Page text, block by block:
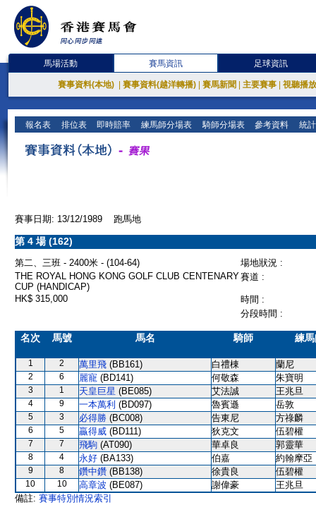
馬場活動 賽馬資訊 足球資訊
賽事資料(本地) 賽事資料(越洋轉播) 賽馬新聞 主要賽事 視聽播
報名表 排位表 即時賠率 練馬師分場表 騎師分場表 參考資料 統
賽事日期: 13/12/1989 跑馬地
第 4 場 (162)
第二、三班 - 2400米 - (104-64)
場地狀況 :
THE ROYAL HONG KONG GOLF CLUB CENTENARY
CUP (HANDICAP)
賽道 :
HK$ 315,000
時間 :
分段時間 :
名次 馬號 馬名 騎師 練
1 2 萬里飛 (BB161) 白禮棟 蘭尼
2 6 麗寵 (BD141) 何敬森 朱寶明
3 1 天皇巨星 (BE085) 艾法誠 王兆旦
4 9 一本萬利 (BD097) 魯賓遜 岳敦
5 3 必得勝 (BC008) 告東尼 方祿麟
6 5 贏得威 (BD111) 狄克文 伍碧權
7 7 飛駒 (AT090) 華卓良 郭靈華
8 4 永好 (BA133) 伯嘉 約翰摩亞
9 8 鑽中鑽 (BB138) 徐貴良 伍碧權
10 10 高章波 (BE087) 謝偉豪
王兆旦
備註: 賽事特別情況索引